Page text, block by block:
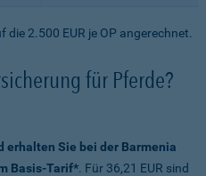
2.500 EUR je OP angerechnet.
für Pferde?
erhalten Sie bei der Barmenia
Basis-Tarif*. Für 36,21 EUR sind